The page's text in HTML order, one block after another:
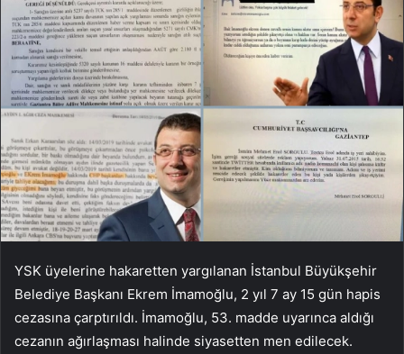
YSK üyelerine hakaretten yargılanan İstanbul Büyükşehir
Belediye Başkanı Ekrem İmamoğlu, 2 yıl 7 ay 15 gün hapis
cezasına çarptırıldı. İmamoğlu, 53. madde uyarınca aldığı
cezanın ağırlaşması halinde siyasetten men edilecek.